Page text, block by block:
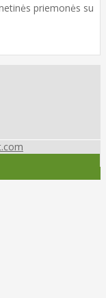
priemonės su